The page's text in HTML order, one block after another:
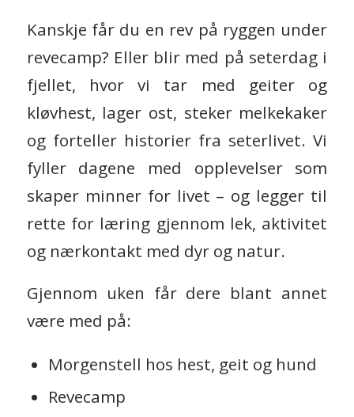
Kanskje får du en rev på ryggen under
revecamp? Eller blir med på seterdag i
fjellet, hvor vi tar med geiter og
kløvhest, lager ost, steker melkekaker
og forteller historier fra seterlivet. Vi
fyller dagene med opplevelser som
skaper minner for livet – og legger til
rette for læring gjennom lek, aktivitet
og nærkontakt med dyr og natur.
Gjennom uken får dere blant annet
være med på:
Morgenstell hos hest, geit og hund
Revecamp